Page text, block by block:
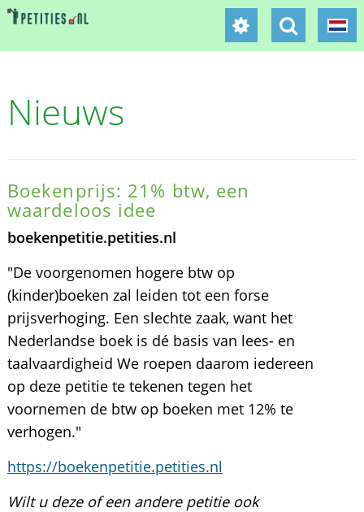
Nieuws
Boekenprijs: 21% btw, een
waardeloos idee
boekenpetitie.petities.nl
"De voorgenomen hogere btw op
(kinder)boeken zal leiden tot een forse
prijsverhoging. Een slechte zaak, want het
Nederlandse boek is dé basis van lees- en
taalvaardigheid We roepen daarom iedereen
op deze petitie te tekenen tegen het
voornemen de btw op boeken met 12% te
verhogen."
https://boekenpetitie.petities.nl
Wilt u deze of een andere petitie ook